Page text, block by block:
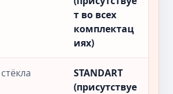
т во всех
комплектац
иях)
STANDART
(присутствуе